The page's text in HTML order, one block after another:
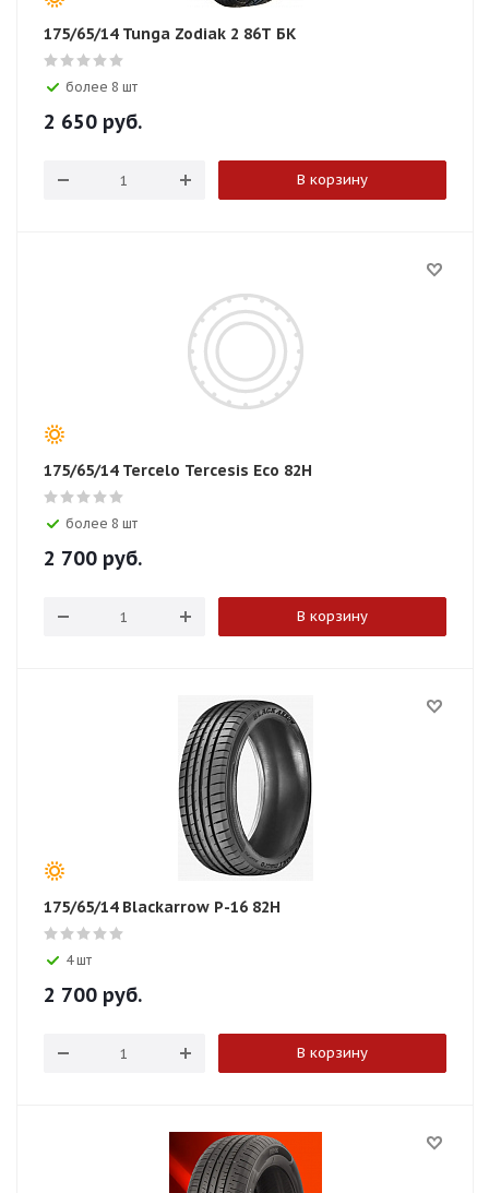
175/65/14 Tunga Zodiak 2 86T БК
более 8 шт
2 650 руб.
В корзину
175/65/14 Tercelo Tercesis Eco 82H
более 8 шт
2 700 руб.
В корзину
175/65/14 Blackarrow P-16 82H
4 шт
2 700 руб.
В корзину